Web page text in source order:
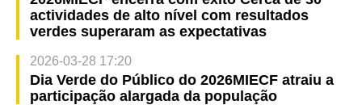
actividades de alto nível com resultados
verdes superaram as expectativas
2026-03-28 17:20
Dia Verde do Público do 2026MIECF atraiu a
participação alargada da população